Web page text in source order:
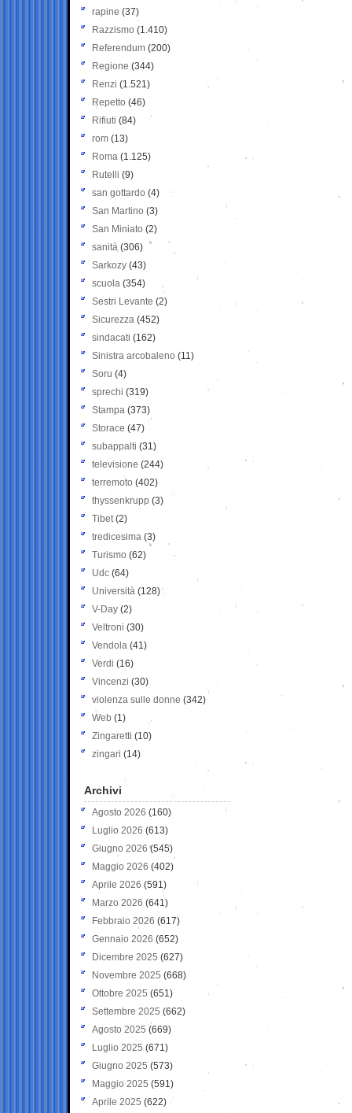
rapine (37)
Razzismo (1.410)
Referendum (200)
Regione (344)
Renzi (1.521)
Repetto (46)
Rifiuti (84)
rom (13)
Roma (1.125)
Rutelli (9)
san gottardo (4)
San Martino (3)
San Miniato (2)
sanità (306)
Sarkozy (43)
scuola (354)
Sestri Levante (2)
Sicurezza (452)
sindacati (162)
Sinistra arcobaleno (11)
Soru (4)
sprechi (319)
Stampa (373)
Storace (47)
subappalti (31)
televisione(244)
terremoto (402)
thyssenkrupp (3)
Tibet(2)
tredicesima (3)
Turismo (62)
Udc (64)
Università (128)
V-Day (2)
Veltroni (30)
Vendola (41)
Verdi (16)
Vincenzi (30)
violenza sulle donne (342)
Web (1)
Zingaretti (10)
zingari (14)
Archivi
Agosto 2026 (160)
Luglio 2026 (613)
Giugno 2026 (545)
Maggio 2026 (402)
Aprile 2026 (591)
Marzo 2026 (641)
Febbraio 2026 (617)
Gennaio 2026 (652)
Dicembre 2025 (627)
Novembre 2025 (668)
Ottobre 2025 (651)
Settembre 2025 (662)
Agosto 2025 (669)
Luglio 2025 (671)
Giugno 2025 (573)
Maggio 2025 (591)
Aprile 2025 (622)